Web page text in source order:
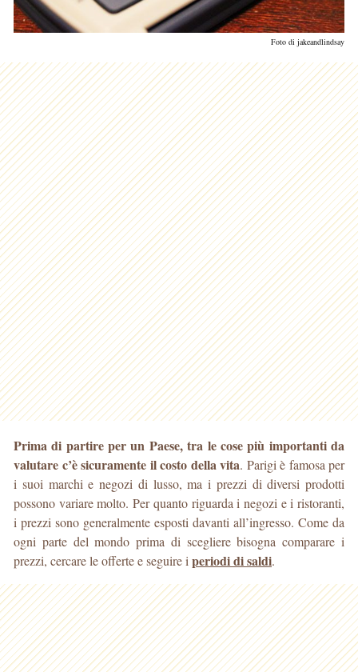
Foto di jakeandlindsay
Prima di partire per un Paese, tra le cose più importanti da
valutare c’è sicuramente il costo della vita. Parigi è famosa per
i suoi marchi e negozi di lusso, ma i prezzi di diversi prodotti
possono variaremolto. Per quanto riguarda i negozi e i ristoranti,
i prezzi sono generalmente esposti davanti all’ingresso. Come da
ogni parte del mondo prima di scegliere bisogna comparare i
prezzi, cercare le offerte e seguire i periodi di saldi.